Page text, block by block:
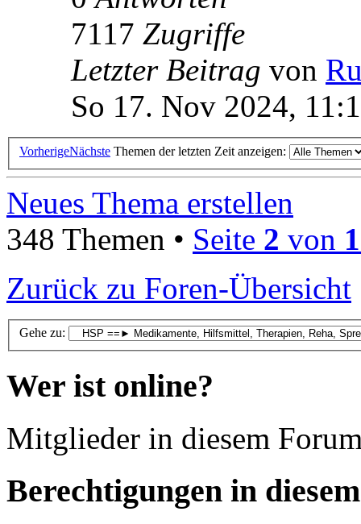
7117 Zugriffe
Letzter Beitrag von
So 17. Nov 2024,
VorherigeNächste Themen der letzten Zeit anzeigen:
Neues Thema erstellen
348 Themen • Seite 2 von
Zurück zu Foren-Übersicht
Gehe zu:
Wer ist online?
Mitglieder in diesem
Berechtigungen in